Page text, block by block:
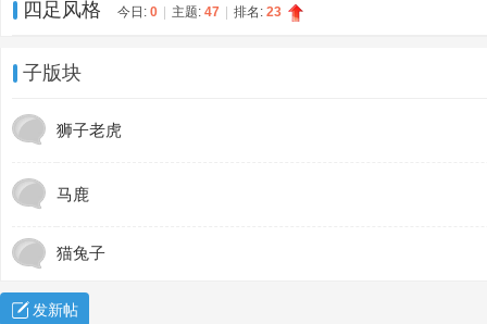
四足风格 今日: 0 主题: 47 排名: 23
子版块
狮子老虎
马鹿
猫兔子
发新帖